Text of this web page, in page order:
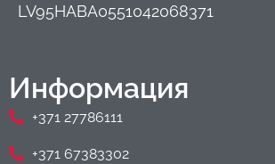
LV95HABA0551042068371
Информация
+371 27786111
+371 67383302